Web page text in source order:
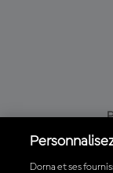
Dorna et ses